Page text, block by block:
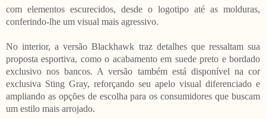
com elementos escurecidos, desde o logotipo até as molduras,
conferindo-lhe um visual mais agressivo.
No interior, a versão Blackhawk traz detalhes que ressaltam sua
proposta esportiva, como o acabamento em suede preto e bordado
exclusivo nos bancos. A versão também está disponível na cor
exclusiva Sting Gray, reforçando seu apelo visual diferenciado e
ampliando as opções de escolha para os consumidores que buscam
um estilo mais arrojado.